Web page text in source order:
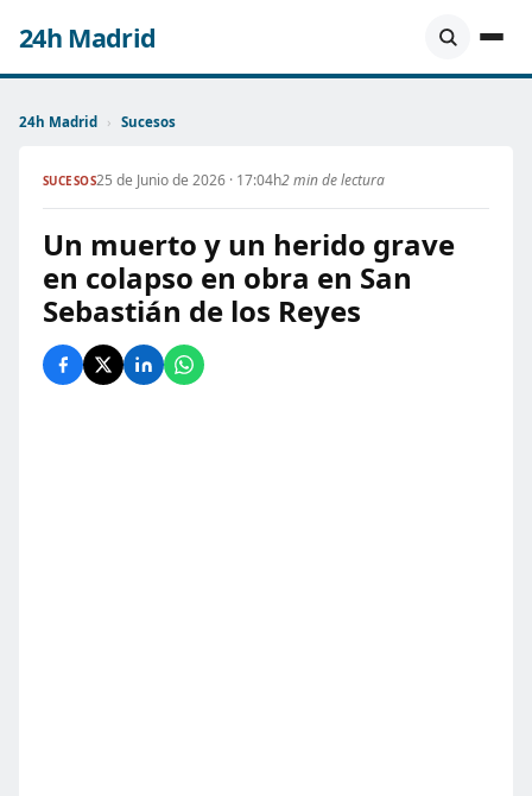
24h Madrid
24h Madrid › Sucesos
SUCESOS25 de Junio de 2026 · 17:04h2 min de lectura
Un muerto y un herido grave
en colapso en obra en San
Sebastián de los Reyes